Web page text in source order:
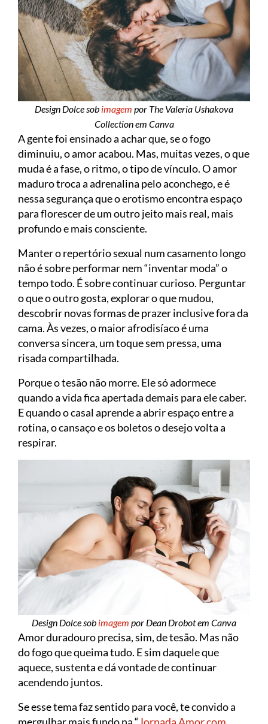
Design Dolce sob imagem por The Valeria Ushakova
Collection em Canva
A gente foi ensinado a achar que, se o fogo
diminuiu, o amor acabou. Mas, muitas vezes, o que
muda é a fase, o ritmo, o tipo de vínculo. O amor
maduro troca a adrenalina pelo aconchego, e é
nessa segurança que o erotismo encontra espaço
para florescer de um outro jeito mais real, mais
profundo e mais consciente.
Manter o repertório sexual num casamento longo
não é sobre performar nem “inventar moda” o
tempo todo. É sobre continuar curioso. Perguntar
o que o outro gosta, explorar o que mudou,
descobrir novas formas de prazer inclusive fora da
cama. Às vezes, o maior afrodisíaco é uma
conversa sincera, um toque sem pressa, uma
risada compartilhada.
Porque o tesão não morre. Ele só adormece
quando a vida fica apertada demais para ele caber.
E quando o casal aprende a abrir espaço entre a
rotina, o cansaço e os boletos o desejo volta a
respirar.
Design Dolce sob imagem por Dean Drobot em Canva
Amor duradouro precisa, sim, de tesão. Mas não
do fogo que queima tudo. E sim daquele que
aquece, sustenta e dá vontade de continuar
acendendo juntos.
Se esse tema faz sentido para você, te convido a